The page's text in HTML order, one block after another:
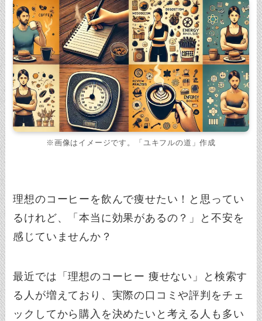
※画像はイメージです。「ユキフルの道」作成
理想のコーヒーを飲んで痩せたい！と思ってい
るけれど、「本当に効果があるの？」と不安を
感じていませんか？
最近では「理想のコーヒー 痩せない」と検索す
る人が増えており、実際の口コミや評判をチェ
ックしてから購入を決めたいと考える人も多い